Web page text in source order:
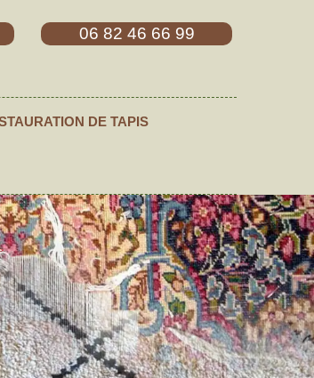
06 82 46 66 99
DE TAPIS